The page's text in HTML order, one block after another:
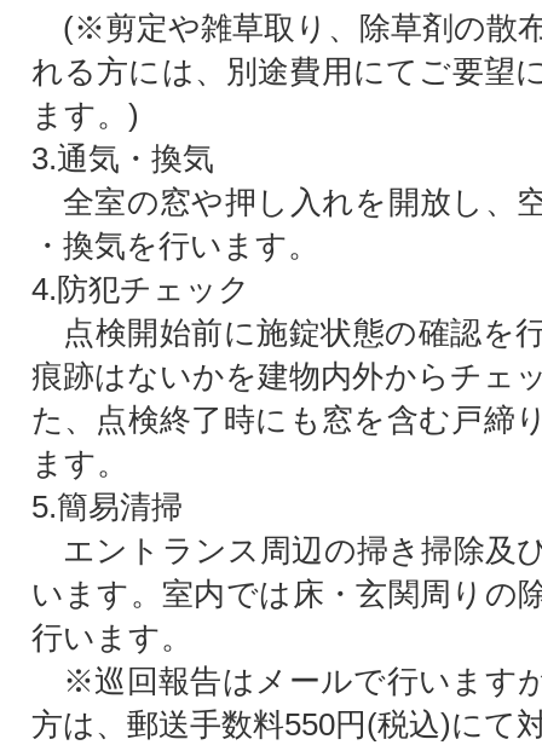
(※剪定や雑草取り、除草剤の散
れる方には、別途費用にてご要望
ます。)
3.通気・換気
全室の窓や押し入れを開放し、
・換気を行います。
4.防犯チェック
点検開始前に施錠状態の確認を
痕跡はないかを建物内外からチェ
た、点検終了時にも窓を含む戸締
ます。
5.簡易清掃
エントランス周辺の掃き掃除及
います。室内では床・玄関周りの
行います。
※巡回報告はメールで行います
方は、郵送手数料550円(税込)にて